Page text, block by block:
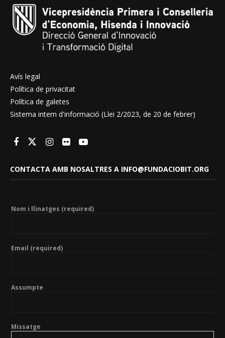
Avís legal
Política de privacitat
Política de galetes
Sistema intern d'informació (Llei 2/2023, de 20 de febrer)
CONTACTA AMB NOSALTRES A INFO@FUNDACIOBIT.ORG
Nom i llinatges (required)
Email (required)
Assumpte
Missatge